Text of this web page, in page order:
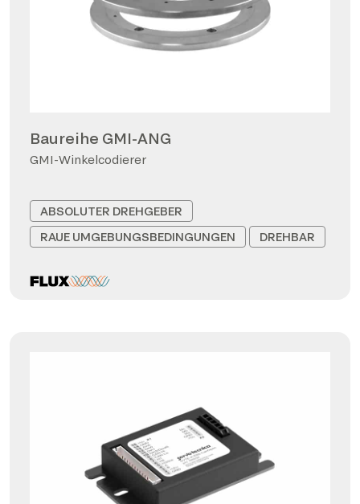
Baureihe GMI-ANG
GMI-Winkelcodierer
ABSOLUTER DREHGEBER
RAUE UMGEBUNGSBEDINGUNGEN
DREHBAR